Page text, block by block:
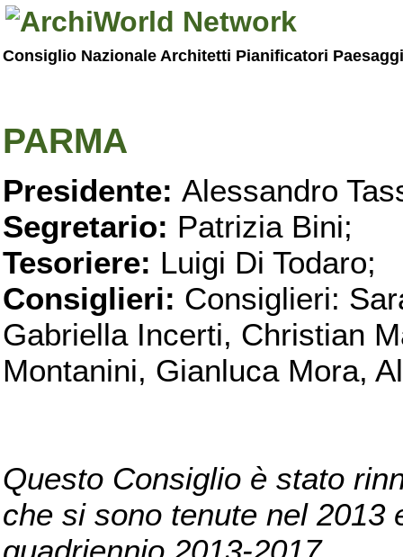
Consiglio Nazionale Architetti Pianificatori
PARMA
Presidente: Alessandro
Segretario: Patrizia Bini;
Tesoriere: Luigi Di Todaro;
Consiglieri: Consiglieri:
Gabriella Incerti, Christian
Montanini, Gianluca Mora,
Questo Consiglio è stato
che si sono tenute nel 2013